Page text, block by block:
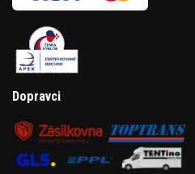
Dopravci